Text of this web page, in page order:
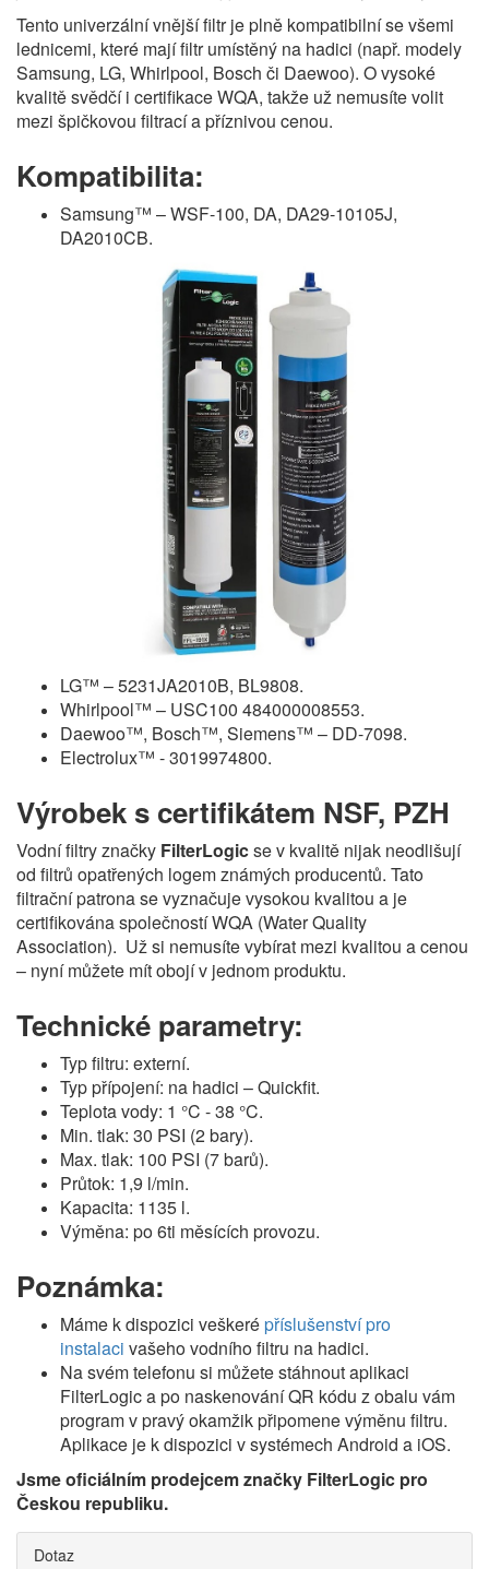
Tento univerzální vnější filtr je plně kompatibilní se všemi
lednicemi, které mají filtr umístěný na hadici (např. modely
Samsung, LG, Whirlpool, Bosch či Daewoo). O vysoké
kvalitě svědčí i certifikace WQA, takže už nemusíte volit
mezi špičkovou filtrací a příznivou cenou.
Kompatibilita:
Samsung™ – WSF-100, DA, DA29-10105J,
DA2010CB.
LG™ – 5231JA2010B, BL9808.
Whirlpool™ – USC100 484000008553.
Daewoo™, Bosch™, Siemens™ – DD-7098.
Electrolux™ - 3019974800.
Výrobek s certifikátem NSF, PZH
Vodní filtry značky FilterLogicse v kvalitě nijak neodlišují
od filtrů opatřených logem známých producentů. Tato
filtrační patrona se vyznačuje vysokou kvalitou a je
certifikována společností WQA (Water Quality
Association). Už si nemusíte vybírat mezi kvalitou a cenou
– nyní můžete mít obojí v jednom produktu.
Technické parametry:
Typ filtru: externí.
Typ přípojení: na hadici – Quickfit.
Teplota vody: 1 °C - 38 °C.
Min. tlak: 30 PSI (2 bary).
Max. tlak: 100 PSI (7 barů).
Průtok: 1,9 l/min.
Kapacita: 1135 l.
Výměna: po 6ti měsících provozu.
Poznámka:
Máme k dispozici veškerépříslušenství pro
instalaci vašeho vodního filtru na hadici.
Na svém telefonu si můžete stáhnout aplikaci
FilterLogic a po naskenování QR kódu z obalu vám
program v pravý okamžik připomene výměnu filtru.
Aplikace je k dispozici v systémech Android a iOS.
Jsme oficiálním prodejcem značky FilterLogic pro
Českou republiku.
Dotaz